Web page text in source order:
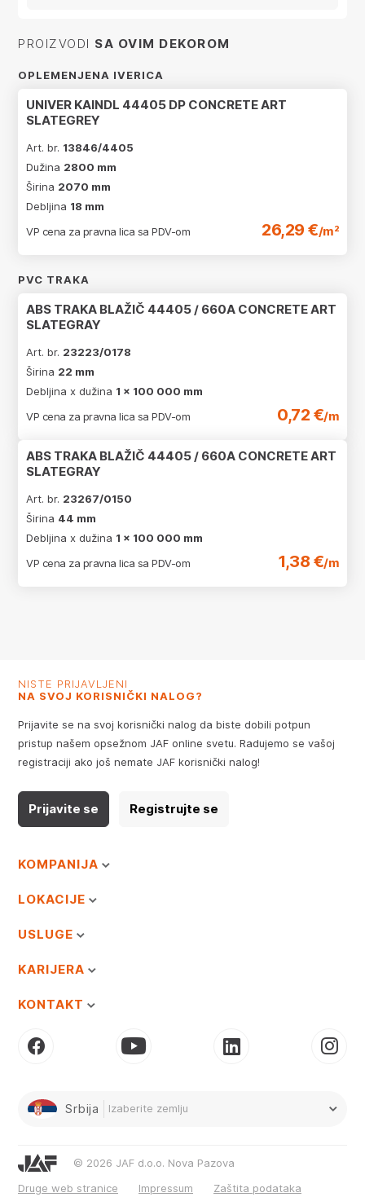
PROIZVODI SA OVIM DEKOROM
OPLEMENJENA IVERICA
UNIVER KAINDL 44405 DP CONCRETE ART
SLATEGREY
Art. br. 13846/4405
Dužina 2800 mm
Širina 2070 mm
Debljina 18 mm
VP cena za pravna lica sa PDV-om
26,29 €/m²
PVC TRAKA
ABS TRAKA BLAŽIČ 44405 / 660A CONCRETE ART
SLATEGRAY
Art. br. 23223/0178
Širina 22 mm
Debljina x dužina 1 x 100 000 mm
VP cena za pravna lica sa PDV-om
0,72 €/m
ABS TRAKA BLAŽIČ 44405 / 660A CONCRETE ART
SLATEGRAY
Art. br. 23267/0150
Širina 44 mm
Debljina x dužina 1 x 100 000 mm
VP cena za pravna lica sa PDV-om
1,38 €/m
NISTE PRIJAVLJENI
NA SVOJ KORISNIČKI NALOG?
Prijavite se na svoj korisnički nalog da biste dobili potpun
pristup našem opsežnom JAF online svetu. Radujemo se vašoj
registraciji ako još nemate JAF korisnički nalog!
Prijavite se Registrujte se
KOMPANIJA
LOKACIJE
USLUGE
KARIJERA
KONTAKT
Srbija Izaberite zemlju
© 2026 JAF d.o.o. Nova Pazova
Druge web stranice
Impressum Zaštita podataka